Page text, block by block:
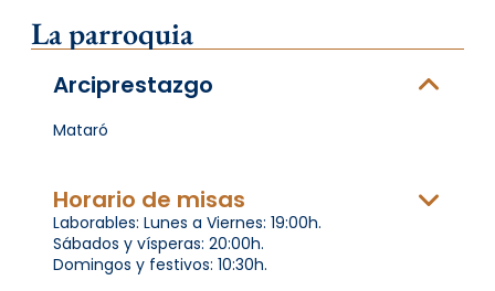
La parroquia
Arciprestazgo
Mataró
Horario de misas
Laborables: Lunes a Viernes: 19:00h.
Sábados y vísperas: 20:00h.
Domingos y festivos: 10:30h.